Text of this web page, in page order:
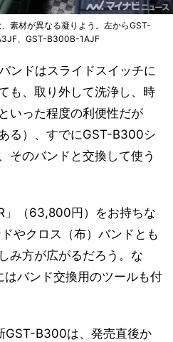
素材が異なる凝りよう。左からGST-
、GST-B300B-1AJF
ンドはスライドスイッチに
も、取り外して洗浄し、時
いった程度の利便性だが
る）、すでにGST-B300シ
そのバンドと交換して使う
（63,800円）をお持ちな
やクロス（布）バンドとも
み方が広がるだろう。な
バンド交換用のツールも付
GST-B300は、発売直後か